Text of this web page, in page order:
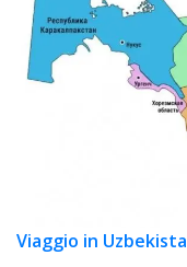
Viaggio in